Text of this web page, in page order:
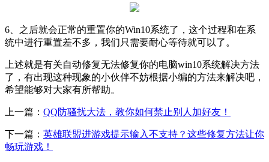
6、之后就会正常的重置你的Win10系统了，这个过程和在系
统中进行重置差不多，我们只需要耐心等待就可以了。
上述就是有关自动修复无法修复你的电脑win10系统解决方法
了，有出现这种现象的小伙伴不妨根据小编的方法来解决吧，
希望能够对大家有所帮助。
上一篇： QQ防骚扰大法，教你如何禁止别人加好友！
下一篇： 英雄联盟进游戏提示输入不支持？这些修复方法让你
畅玩游戏！